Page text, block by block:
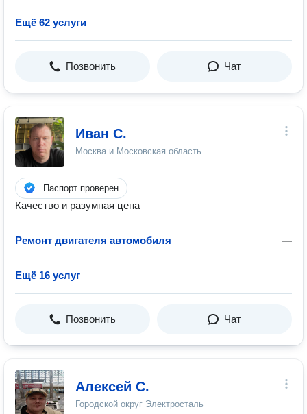
Ещё 62 услуги
Позвонить Чат
Иван С.
Москва и Московская область
Паспорт проверен
Качество и разумная цена
Ремонт двигателя автомобиля —
Ещё 16 услуг
Позвонить Чат
Алексей С.
Городской округ Электросталь